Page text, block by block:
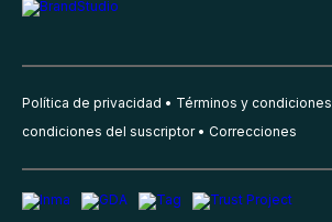
Política de privacidad Términos y condiciones
condiciones del suscriptor
Correcciones